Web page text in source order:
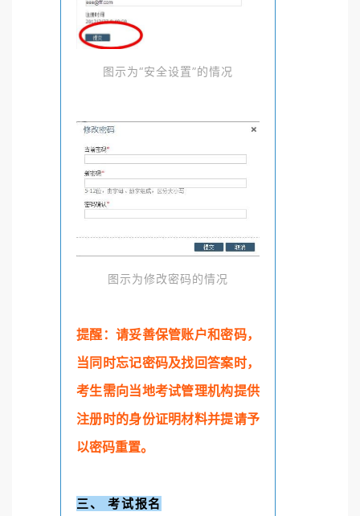
图示为“安全设置”的情况
图示为修改密码的情况
提醒：请妥善保管账户和密码，
当同时忘记密码及找回答案时，
考生需向当地考试管理机构提供
注册时的身份证明材料并提请予
以密码重置。
三、 考试报名